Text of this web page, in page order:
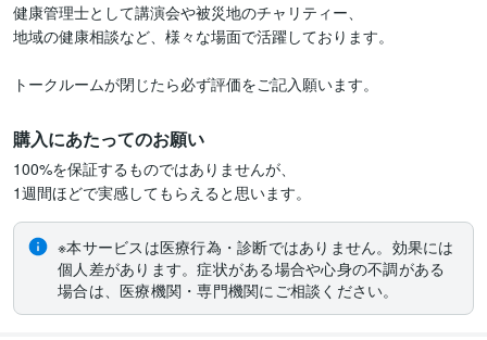
健康管理士として講演会や被災地のチャリティー、
地域の健康相談など、様々な場面で活躍しております。
購入にあたってのお願い
100%を保証するものではありませんが、
1週間ほどで実感してもらえると思います。
※本サービスは医療行為・診断ではありません。効果には
個人差があります。症状がある場合や心身の不調がある
場合は、医療機関・専門機関にご相談ください。